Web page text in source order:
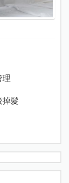
理
掉髮